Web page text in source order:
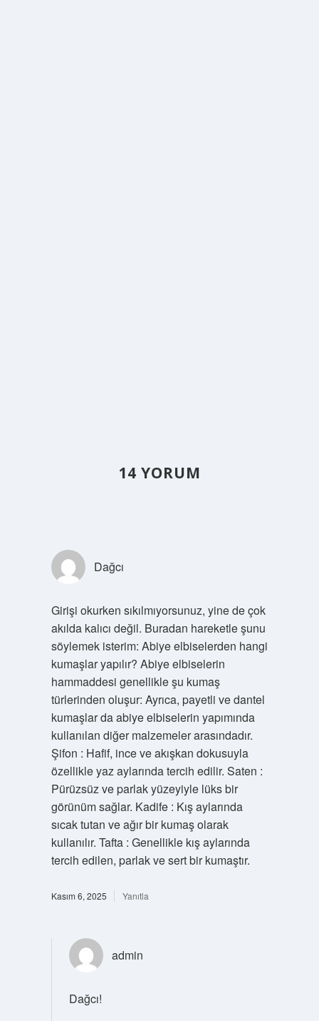
14 YORUM
Dağcı
Girişi okurken sıkılmıyorsunuz, yine de çok
akılda kalıcı değil. Buradan hareketle şunu
söylemek isterim: Abiye elbiselerden hangi
kumaşlar yapılır? Abiye elbiselerin
hammaddesi genellikle şu kumaş
türlerinden oluşur: Ayrıca, payetli ve dantel
kumaşlar da abiye elbiselerin yapımında
kullanılan diğer malzemeler arasındadır.
Şifon : Hafif, ince ve akışkan dokusuyla
özellikle yaz aylarında tercih edilir. Saten :
Pürüzsüz ve parlak yüzeyiyle lüks bir
görünüm sağlar. Kadife : Kış aylarında
sıcak tutan ve ağır bir kumaş olarak
kullanılır. Tafta : Genellikle kış aylarında
tercih edilen, parlak ve sert bir kumaştır.
Kasım 6, 2025 Yanıtla
admin
Dağcı!